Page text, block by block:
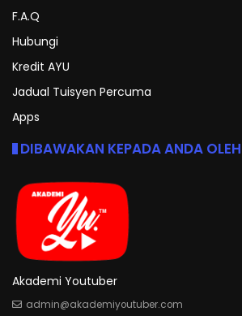
F.A.Q
Hubungi
Kredit AYU
Jadual Tuisyen Percuma
Apps
DIBAWAKAN KEPADA ANDA OLEH
Akademi Youtuber
admin@akademiyoutuber.com